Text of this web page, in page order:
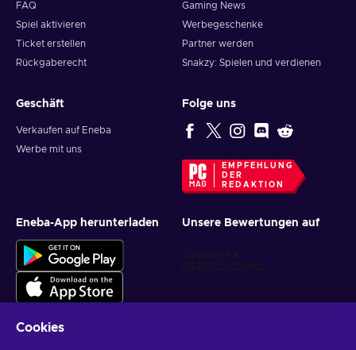
FAQ
Spiel aktivieren
Ticket erstellen
Rückgaberecht
Gaming News
Werbegeschenke
Partner werden
Snakzy: Spielen und verdienen
Geschäft
Verkaufen auf Eneba
Werbe mit uns
Folge uns
EMPFEHLUNG
DER
REDAKTION
Eneba-App herunterladen Unsere Bewertungen auf
Cookies